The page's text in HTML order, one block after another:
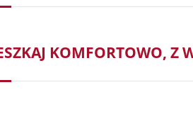
KOMFORTOWO, Z